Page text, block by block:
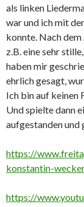
als linken
war und ich mit
konnte. Nach
z.B. eine sehr
haben mir
ehrlich gesagt,
Ich bin auf keinen
Und spielte dann
aufgestanden und
https://
konstantin-
https://